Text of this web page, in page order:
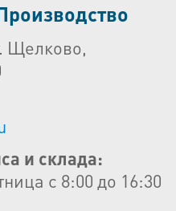
Щелково,
и склада:
с 8:00 до 16:30